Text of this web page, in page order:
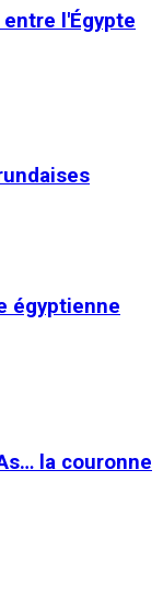
l'Égypte
égyptienne
la couronne